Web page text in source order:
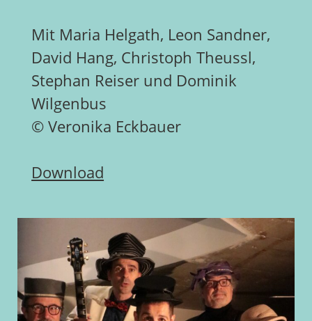
Mit Maria Helgath, Leon Sandner,
David Hang, Christoph Theussl,
Stephan Reiser und Dominik
Wilgenbus
© Veronika Eckbauer
Download